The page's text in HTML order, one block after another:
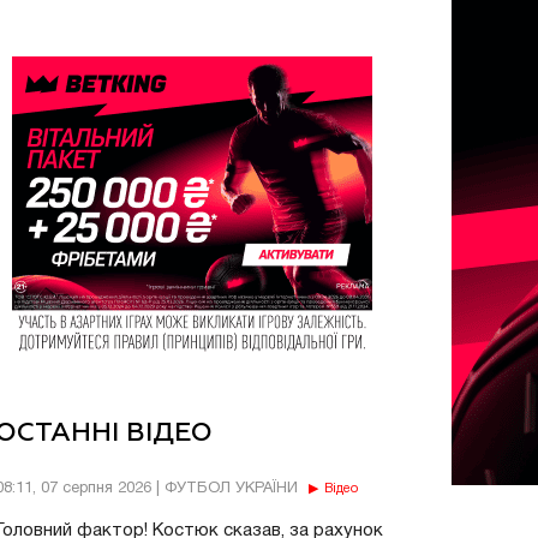
ВІДЕО
07 серпня 2026 | ФУТБОЛ УКРАЇНИ Відео
фактор! Костюк сказав, за рахунок